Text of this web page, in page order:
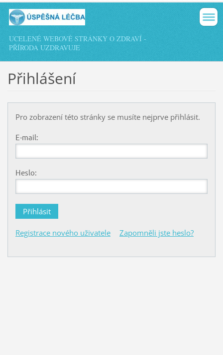
UCELENÉ WEBOVÉ STRÁNKY O ZDRAVÍ -
PŘÍRODA UZDRAVUJE
Přihlášení
Pro zobrazení této stránky se musíte nejprve přihlásit.
E-mail:
Heslo:
Registrace nového uživatele Zapomněli jste heslo?